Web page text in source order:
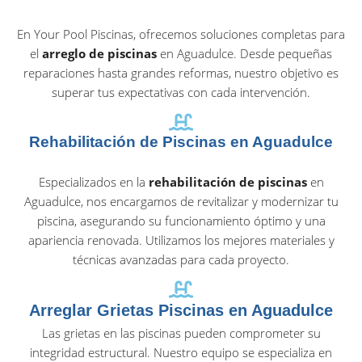
En Your Pool Piscinas, ofrecemos soluciones completas para
el arreglo de piscinas en Aguadulce. Desde pequeñas
reparaciones hasta grandes reformas, nuestro objetivo es
superar tus expectativas con cada intervención.
Rehabilitación de Piscinas en Aguadulce
Especializados en la rehabilitación de piscinasen
Aguadulce, nos encargamos de revitalizar y modernizar tu
piscina, asegurando su funcionamiento óptimo y una
apariencia renovada. Utilizamos los mejores materiales y
técnicas avanzadas para cada proyecto.
Arreglar Grietas Piscinas en Aguadulce
Las grietas en las piscinas pueden comprometer su
integridad estructural. Nuestro equipo se especializa en